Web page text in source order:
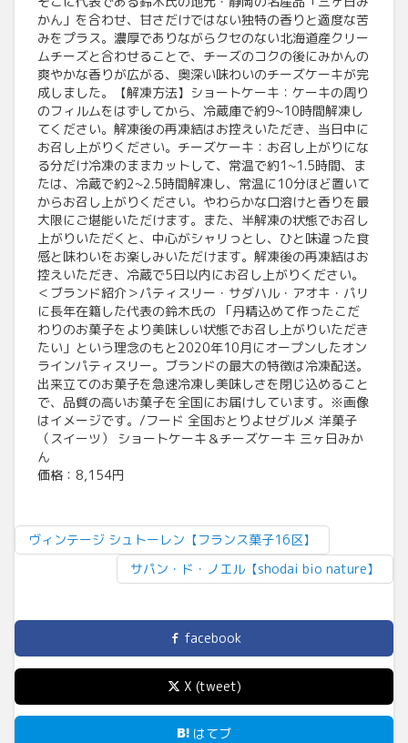
かん」を合わせ、甘さだけではない独特の香りと適度な苦
みをプラス。濃厚でありながらクセのない北海道産クリー
ムチーズと合わせることで、チーズのコクの後にみかんの
爽やかな香りが広がる、奥深い味わいのチーズケーキが完
成しました。【解凍方法】ショートケーキ：ケーキの周り
のフィルムをはずしてから、冷蔵庫で約9~10時間解凍し
てください。解凍後の再凍結はお控えいただき、当日中に
お召し上がりください。チーズケーキ：お召し上がりにな
る分だけ冷凍のままカットして、常温で約1~1.5時間、ま
たは、冷蔵で約2~2.5時間解凍し、常温に10分ほど置いて
からお召し上がりください。やわらかな口溶けと香りを最
大限にご堪能いただけます。また、半解凍の状態でお召し
上がりいただくと、中心がシャリっとし、ひと味違った食
感と味わいをお楽しみいただけます。解凍後の再凍結はお
控えいただき、冷蔵で5日以内にお召し上がりください。
＜ブランド紹介＞パティスリー・サダハル・アオキ・パリ
に長年在籍した代表の鈴木氏の 「丹精込めて作ったこだ
わりのお菓子をより美味しい状態でお召し上がりいただき
たい」という理念のもと2020年10月にオープンしたオン
ラインパティスリー。ブランドの最大の特徴は冷凍配送。
出来立てのお菓子を急速冷凍し美味しさを閉じ込めること
で、品質の高いお菓子を全国にお届けしています。※画像
はイメージです。/フード 全国おとりよせグルメ 洋菓子
（スイーツ） ショートケーキ＆チーズケーキ 三ヶ日みか
ん
価格：8,154円
ヴィンテージ シュトーレン【フランス菓子16区】
サパン・ド・ノエル【shodai bio nature】
facebook
X (tweet)
はてブ